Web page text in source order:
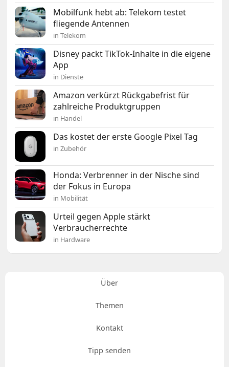
Mobilfunk hebt ab: Telekom testet
fliegende Antennen
in Telekom
Disney packt TikTok-Inhalte in die eigene
App
in Dienste
Amazon verkürzt Rückgabefrist für
zahlreiche Produktgruppen
in Handel
Das kostet der erste Google Pixel Tag
in Zubehör
Honda: Verbrenner in der Nische sind
der Fokus in Europa
in Mobilität
Urteil gegen Apple stärkt
Verbraucherrechte
in Hardware
Über
Themen
Kontakt
Tipp senden